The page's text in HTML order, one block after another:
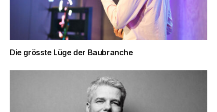
Die grösste Lüge der Baubranche